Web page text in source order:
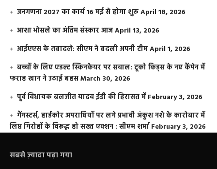
जनगणना 2027 का कार्य 16 मई से होगा शुरूApril 18, 2026
आशा भोसले का अंतिम संस्कार आजApril 13, 2026
आईएएस के तबादले: सीएम ने बदली अपनी टीमApril 1, 2026
बच्चों के लिए एडल्ट स्किनकेयर पर सवाल: टूको किड्स के नए कैंपेन में
फराह खान ने उठाई बहसMarch 30, 2026
पूर्व विधायक बलजीत यादव ईडी की हिरासत में February 3, 2026
गैंगस्टर्स, हार्डकोर अपराधियों पर लगे प्रभावी अंकुश नशे के कारोबार में
लिप्त गिरोहों के विरूद्ध हो सख्त एक्शन : सीएम शर्मा February 3, 2026
सबसे ज़्यादा पढ़ा गया